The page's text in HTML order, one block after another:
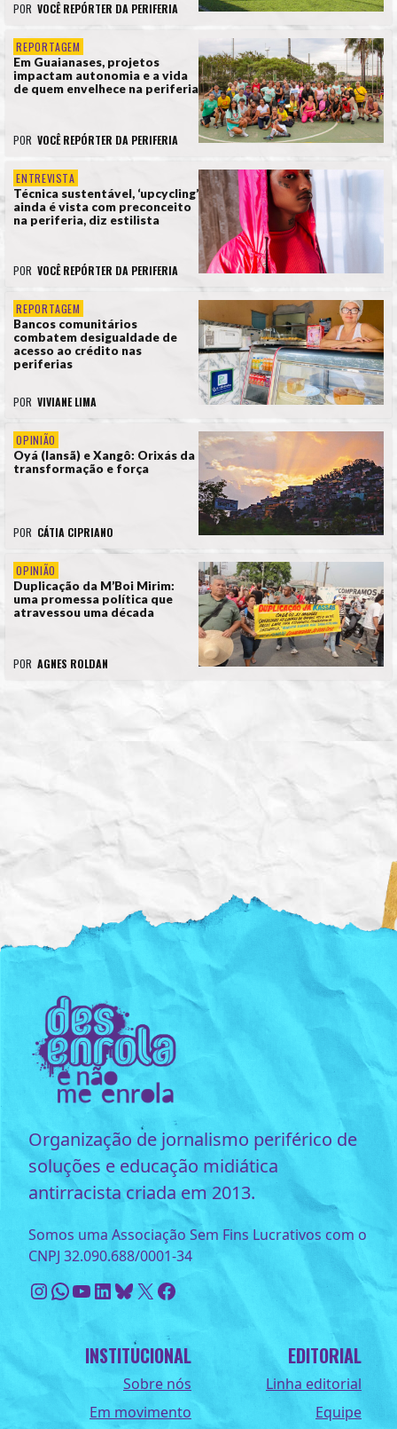
POR VOCÊ REPÓRTER DA PERIFERIA
REPORTAGEM
Em Guaianases, projetos
impactam autonomia e a vida
de quem envelhece na periferia
POR VOCÊ REPÓRTER DA PERIFERIA
ENTREVISTA
Técnica sustentável, ‘upcycling’
ainda é vista com preconceito
na periferia, diz estilista
POR VOCÊ REPÓRTER DA PERIFERIA
REPORTAGEM
Bancos comunitários
combatem desigualdade de
acesso ao crédito nas
periferias
POR VIVIANE LIMA
OPINIÃO
Oyá (Iansã) e Xangô: Orixás da
transformação e força
POR CÁTIA CIPRIANO
OPINIÃO
Duplicação da M’Boi Mirim:
uma promessa política que
atravessou uma década
POR AGNES ROLDAN
Organização de jornalismo periférico de
soluções e educação midiática
antirracista criada em 2013.
Somos uma Associação Sem Fins Lucrativos com o
CNPJ 32.090.688/0001-34
Instagram
WhatsApp
Youtube
LinkedIn
Bluesky
X Facebook
INSTITUCIONAL
Sobre nós
Em movimento
EDITORIAL
Linha editorial
Equipe